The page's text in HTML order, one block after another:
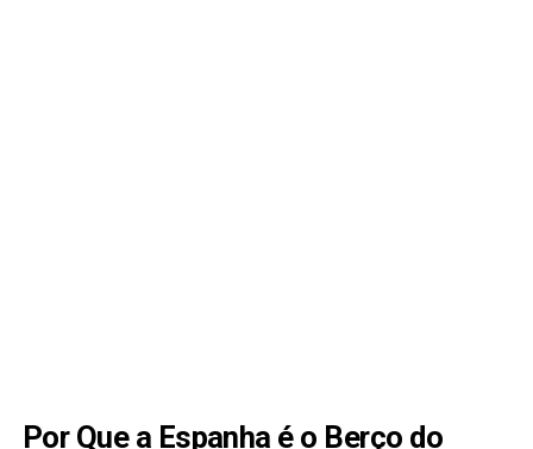
Por Que a Espanha é o Berço do